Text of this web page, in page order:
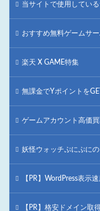
当サイトで使用してい
おすすめ無料ゲームサ
楽天 X GAME特集
無課金でYポイントを
ゲームアカウント高価買
妖怪ウォッチぷにぷに
【PR】WordPress表示
【PR】格安ドメイン取